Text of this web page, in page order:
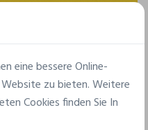
eine bessere Online-
zu bieten. Weitere
Cookies finden Sie In